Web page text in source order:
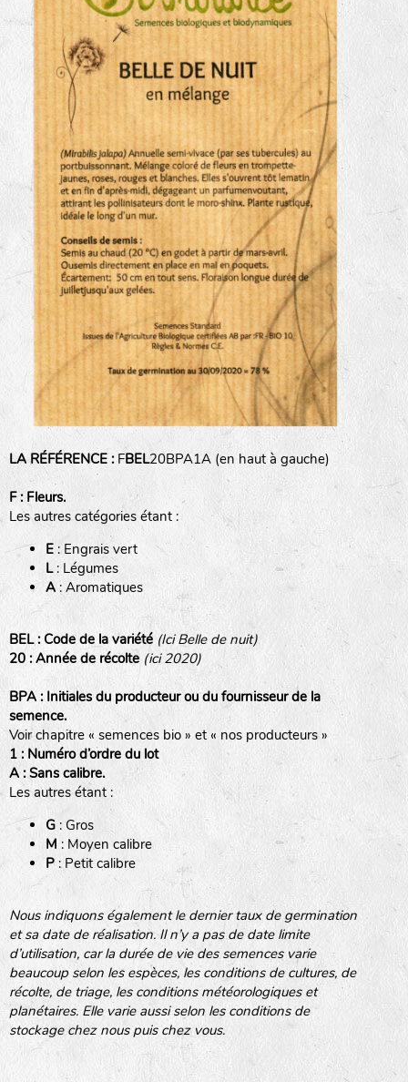
BINGENHEIMER SAATGUT (BGH)
www.bingenheimersaatgut.de
DE BOLSTER (DBO)
www.bolster.nl
GRAINE DEL PAÏS (GDP)
www.grainesdelpais.com
JARDIN EN’VIE (JEV)
LA BOITE A GRAINES (LBAG)
LA RÉFÉRENCE : FBEL20BPA1A (en haut à gauche)
F : Fleurs.
Les autres catégories étant :
E: Engrais vert
L: Légumes
A: Aromatiques
BEL : Code de la variété (Ici Belle de nuit)
20 : Année de récolte (ici 2020)
BPA : Initiales du producteur ou du fournisseur de la
semence.
Voir chapitre « semences bio » et « nos producteurs »
1 : Numéro d’ordre du lot
A : Sans calibre.
Les autres étant :
G: Gros
M : Moyen calibre
P: Petit calibre
Nous indiquons également le dernier taux de germination
et sa date de réalisation. Il n’y a pas de date limite
d’utilisation, car la durée de vie des semences varie
beaucoup selon les espèces, les conditions de cultures, de
récolte, de triage, les conditions météorologiques et
planétaires. Elle varie aussi selon les conditions de
stockage chez nous puis chez vous.
mare
tas de compost
fleurs
animaux domestiques
animaux sauvages
biodiversité cultivée
Légumes feuilles
Légumes racines
Plantes aromatiques